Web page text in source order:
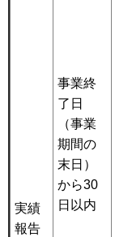
実績
報告
事業終
了日
（事業
期間の
末日）
から30
日以内